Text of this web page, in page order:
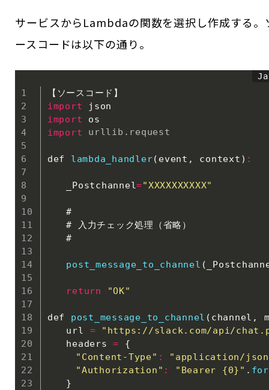
サービスからLambdaの関数を選択し作成する。
ースコードは以下の通り。
import
import
import
urllib . request
def lambda_handler( event , context ) :
_Postchannel="XXXXXXXXXX"
#
# 入力チェック処理（省略）
#
post_message_to_channel (
return "OK"
def post_message_to_channel ( channel ,
url =
"https://slack.com/api/
headers =
{
"Content-Type" :
"application/
"Authorization" : "Bearer {0}" .
}